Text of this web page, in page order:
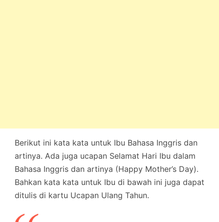
Berikut ini kata kata untuk Ibu Bahasa Inggris dan
artinya. Ada juga ucapan Selamat Hari Ibu dalam
Bahasa Inggris dan artinya (Happy Mother’s Day).
Bahkan kata kata untuk Ibu di bawah ini juga dapat
ditulis di kartu Ucapan Ulang Tahun.